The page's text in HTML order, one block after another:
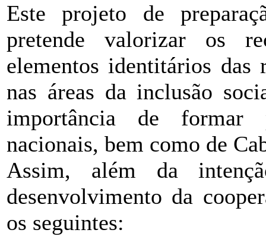
Este projeto de
pretende valorizar os
elementos identitários das
nas áreas da inclusão
importância de formar
nacionais, bem como de
Assim, além da
desenvolvimento da
os seguintes: